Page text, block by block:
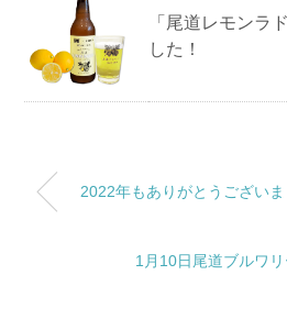
「尾道レモンラ
した！
2022年もありがとうございま
1月10日尾道ブルワ